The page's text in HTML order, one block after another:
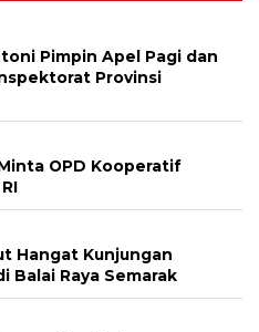
Pimpin Apel Pagi dan
Provinsi
OPD Kooperatif
Hangat Kunjungan
Balai Raya Semarak